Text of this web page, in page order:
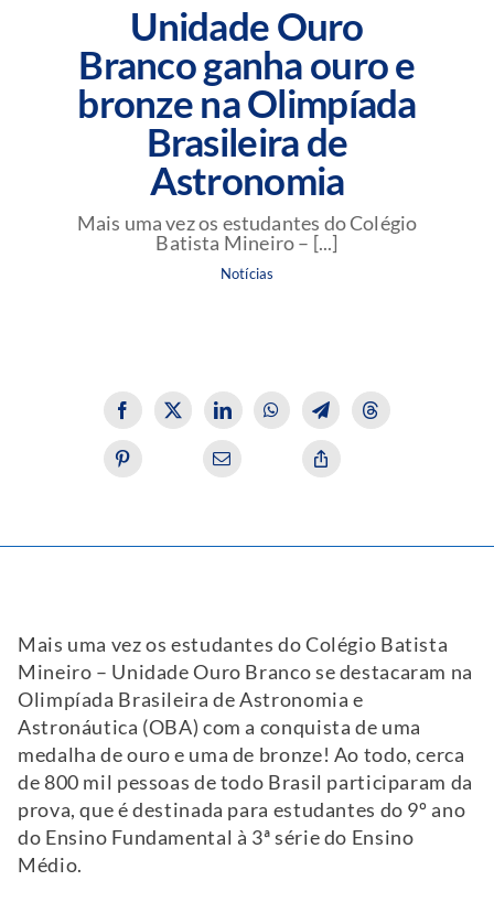
Perguntas Frequentes
Blog da Rede Batista
Unidade Ouro
Branco ganha ouro e
bronze na Olimpíada
Brasileira de
Astronomia
Mais uma vez os estudantes do Colégio
Batista Mineiro – [...]
Notícias
Mais uma vez os estudantes do Colégio Batista
Mineiro – Unidade Ouro Branco se destacaram na
Olimpíada Brasileira de Astronomia e
Astronáutica (OBA) com a conquista de uma
medalha de ouro e uma de bronze! Ao todo, cerca
de 800 mil pessoas de todo Brasil participaram da
prova, que é destinada para estudantes do 9º ano
do Ensino Fundamental à 3ª série do Ensino
Médio.